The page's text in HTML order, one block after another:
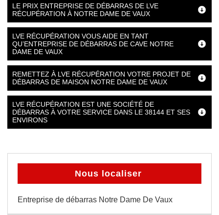
LE PRIX ENTREPRISE DE DÉBARRAS DE LVE
RÉCUPÉRATION À NOTRE DAME DE VAUX
LVE RÉCUPÉRATION VOUS AIDE EN TANT
QU’ENTREPRISE DE DÉBARRAS DE CAVE NOTRE
DAME DE VAUX
REMETTEZ À LVE RÉCUPÉRATION VOTRE PROJET DE
DÉBARRAS DE MAISON NOTRE DAME DE VAUX
LVE RÉCUPÉRATION EST UNE SOCIÉTÉ DE
DÉBARRAS À VOTRE SERVICE DANS LE 38144 ET SES
ENVIRONS
Nous localiser
Entreprise de débarras Notre Dame De Vaux